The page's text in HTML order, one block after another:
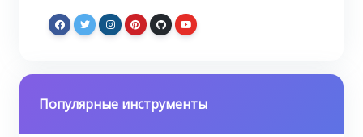
Популярные инструменты